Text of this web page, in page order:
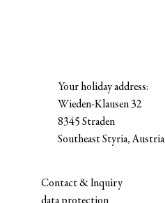
Your holiday address:
Wieden-Klausen 32
8345 Straden
Southeast Styria, Austria
Contact & Inquiry